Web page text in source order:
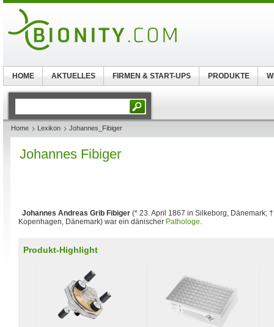
Home Lexikon Johannes_Fibiger
Johannes Fibiger
Johannes Andreas Grib Fibiger (* 23. April 1867 in Silkeborg, Dänemark;
Kopenhagen, Dänemark) war ein dänischer Pathologe.
Produkt-Highlight
HOME AKTUELLES FIRMEN & START-UPS PRODUKTE